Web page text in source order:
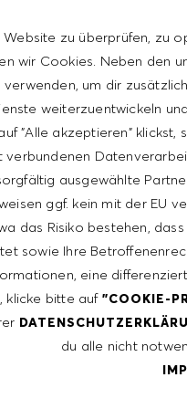
Website zu überprüfen, zu
wir Cookies. Neben den
um dir
weiterzuentwickeln
"Alle akzeptieren"
verbundenen
ausgewählte
ggf. kein mit der EU
das Risiko bestehen,
sowie Ihre
eine
klicke bitte auf "COOKIE-
du alle nicht
compensation
hr - $17/hr. It is not typical
wide range of factors
obtained. Market
of the world at